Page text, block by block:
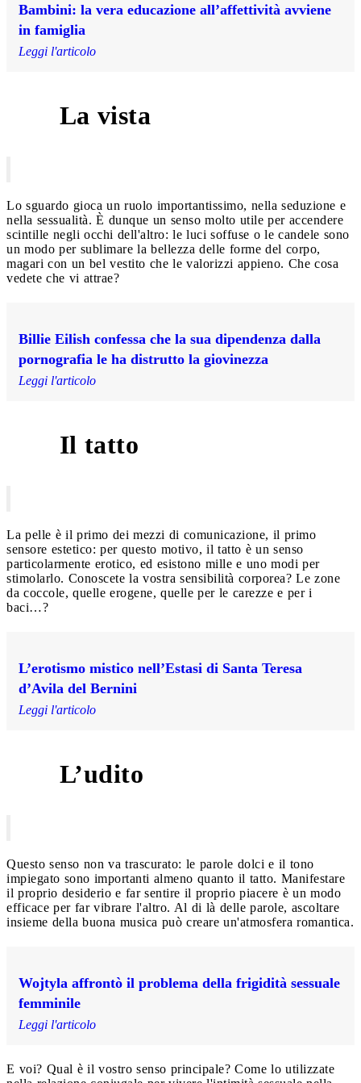
Bambini: la vera educazione all’affettività avviene
in famiglia
Leggi l'articolo
La vista
Lo sguardo gioca un ruolo importantissimo, nella seduzione e
nella sessualità. È dunque un senso molto utile per accendere
scintille negli occhi dell'altro: le luci soffuse o le candele sono
un modo per sublimare la bellezza delle forme del corpo,
magari con un bel vestito che le valorizzi appieno. Che cosa
vedete che vi attrae?
Billie Eilish confessa che la sua dipendenza dalla
pornografia le ha distrutto la giovinezza
Leggi l'articolo
Il tatto
La pelle è il primo dei mezzi di comunicazione, il primo
sensore estetico: per questo motivo, il tatto è un senso
particolarmente erotico, ed esistono mille e uno modi per
stimolarlo. Conoscete la vostra sensibilità corporea? Le zone
da coccole, quelle erogene, quelle per le carezze e per i
baci…?
L’erotismo mistico nell’Estasi di Santa Teresa
d’Avila del Bernini
Leggi l'articolo
L’udito
Questo senso non va trascurato: le parole dolci e il tono
impiegato sono importanti almeno quanto il tatto. Manifestare
il proprio desiderio e far sentire il proprio piacere è un modo
efficace per far vibrare l'altro. Al di là delle parole, ascoltare
insieme della buona musica può creare un'atmosfera romantica.
Wojtyla affrontò il problema della frigidità sessuale
femminile
Leggi l'articolo
E voi? Qual è il vostro senso principale? Come lo utilizzate